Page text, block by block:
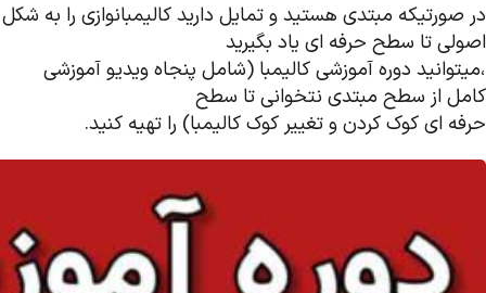
در صورتیکه مبتدی هستید و تمایل دارید کالیمبانوازی را به شکل
اصولی تا سطح حرفه ای یاد بگیرید
،میتوانید دوره آموزشی کالیمبا (شامل پنجاه ویدیو آموزشی
کامل از سطح مبتدی نتخوانی تا سطح
حرفه ای کوک کردن و تغییر کوک کالیمبا) را تهیه کنید.